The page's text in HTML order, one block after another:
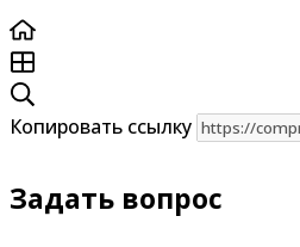
Копировать ссылку
Задать вопрос